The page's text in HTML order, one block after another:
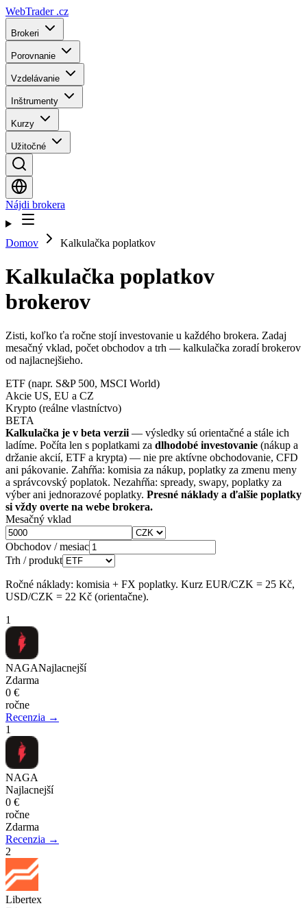
WebTrader .cz
Brokeri
Porovnanie
Vzdelávanie
Inštrumenty
Kurzy
Užitočné
Nájdi brokera
Domov Kalkulačka poplatkov
Kalkulačka poplatkov
brokerov
Zisti, koľko ťa ročne stojí investovanie u každého brokera. Zadaj
mesačný vklad, počet obchodov a trh — kalkulačka zoradí brokerov
od najlacnejšieho.
ETF (napr. S&P 500, MSCI World)
Akcie US, EU a CZ
Krypto (reálne vlastníctvo)
BETA
Kalkulačka je v beta verzii — výsledky sú orientačné a stále ich
ladíme. Počíta len s poplatkami za dlhodobé investovanie (nákup a
držanie akcií, ETF a krypta) — nie pre aktívne obchodovanie, CFD
ani pákovanie. Zahŕňa: komisia za nákup, poplatky za zmenu meny
a správcovský poplatok. Nezahŕňa: spready, swapy, poplatky za
výber ani jednorazové poplatky. Presné náklady a ďalšie poplatky
si vždy overte na webe brokera.
Mesačný vklad
Obchodov / mesiac
Trh / produkt
Ročné náklady: komisia + FX poplatky. Kurz EUR/CZK = 25 Kč,
USD/CZK = 22 Kč (orientačne).
1
NAGANajlacnejší
Zdarma
0 €
ročne
Recenzia →
1
NAGA
Najlacnejší
0 €
ročne
Zdarma
Recenzia →
2
Libertex